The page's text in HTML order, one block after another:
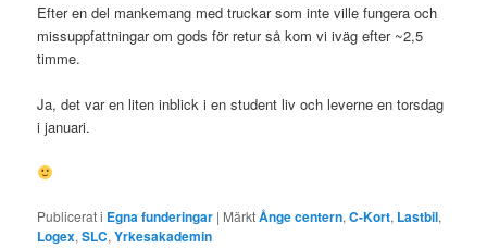
Efter en del mankemang med truckar som inte ville fungera och
missuppfattningar om gods för retur så kom vi iväg efter ~2,5
timme.
Ja, det var en liten inblick i en student liv och leverne en torsdag
i januari.
Publicerat i Egna funderingar | MärktÅnge centern,C-Kort, Lastbil,
Logex,SLC,Yrkesakademin